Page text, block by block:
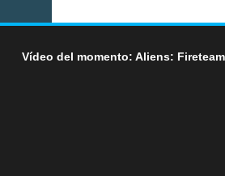
Vídeo del momento: Aliens: